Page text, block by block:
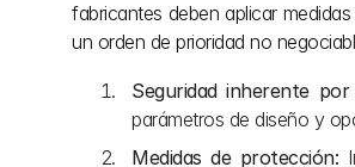
fabricantes deben aplicar
un orden de prioridad no
Seguridad inherente por
parámetros de diseño y
Medidas de protección: